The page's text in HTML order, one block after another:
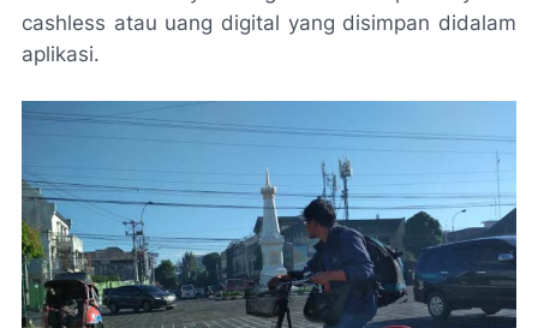
cashless atau uang digital yang disimpan didalam
aplikasi.